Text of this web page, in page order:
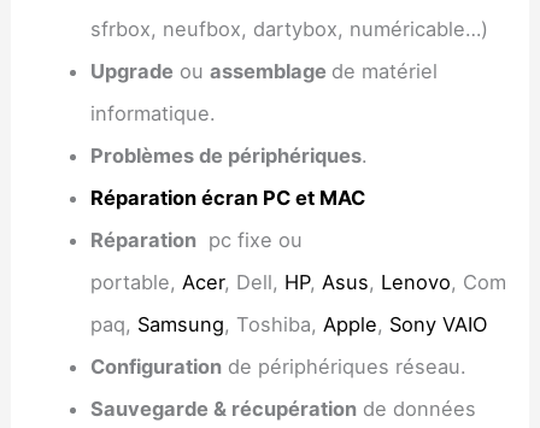
sfrbox, neufbox, dartybox, numéricable…)
Upgrade ou assemblage de matériel
informatique.
Problèmes de périphériques.
Réparation écran PC et MAC
Réparationpc fixe ou
portable, Acer, Dell, HP, Asus, Lenovo, Com
paq, Samsung, Toshiba, Apple, Sony VAIO
Configurationde périphériques réseau.
Sauvegarde & récupérationde données